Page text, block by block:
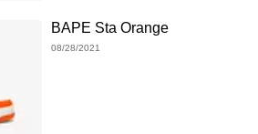
BAPE Sta Orange
08/28/2021